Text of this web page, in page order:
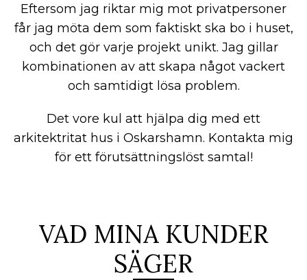
Eftersom jag riktar mig mot privatpersoner
får jag möta dem som faktiskt ska bo i huset,
och det gör varje projekt unikt. Jag gillar
kombinationen av att skapa något vackert
och samtidigt lösa problem.
Det vore kul att hjälpa dig med ett
arkitektritat hus i Oskarshamn. Kontakta mig
för ett förutsättningslöst samtal!
VAD MINA KUNDER
SÄGER